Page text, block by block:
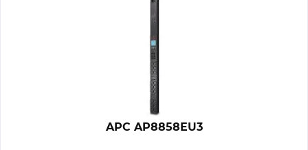
APC AP8858EU3